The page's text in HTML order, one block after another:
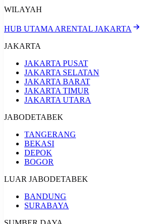
WILAYAH
HUB UTAMA ARENTAL JAKARTA
JAKARTA
JAKARTA PUSAT
JAKARTA SELATAN
JAKARTA BARAT
JAKARTA TIMUR
JAKARTA UTARA
JABODETABEK
TANGERANG
BEKASI
DEPOK
BOGOR
LUAR JABODETABEK
BANDUNG
SURABAYA